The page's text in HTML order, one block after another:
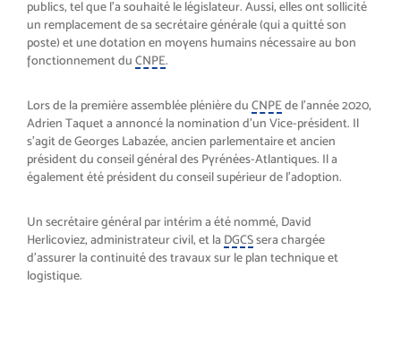
publics, tel que l’a souhaité le législateur. Aussi, elles ont sollicité
un remplacement de sa secrétaire générale (qui a quitté son
poste) et une dotation en moyens humains nécessaire au bon
fonctionnement du CNPE.
Lors de la première assemblée plénière du CNPE de l’année 2020,
Adrien Taquet a annoncé la nomination d’un Vice-président. Il
s’agit de Georges Labazée, ancien parlementaire et ancien
président du conseil général des Pyrénées-Atlantiques. Il a
également été président du conseil supérieur de l’adoption.
Un secrétaire général par intérim a été nommé, David
Herlicoviez, administrateur civil, et la DGCSsera chargée
d’assurer la continuité des travaux sur le plan technique et
logistique.